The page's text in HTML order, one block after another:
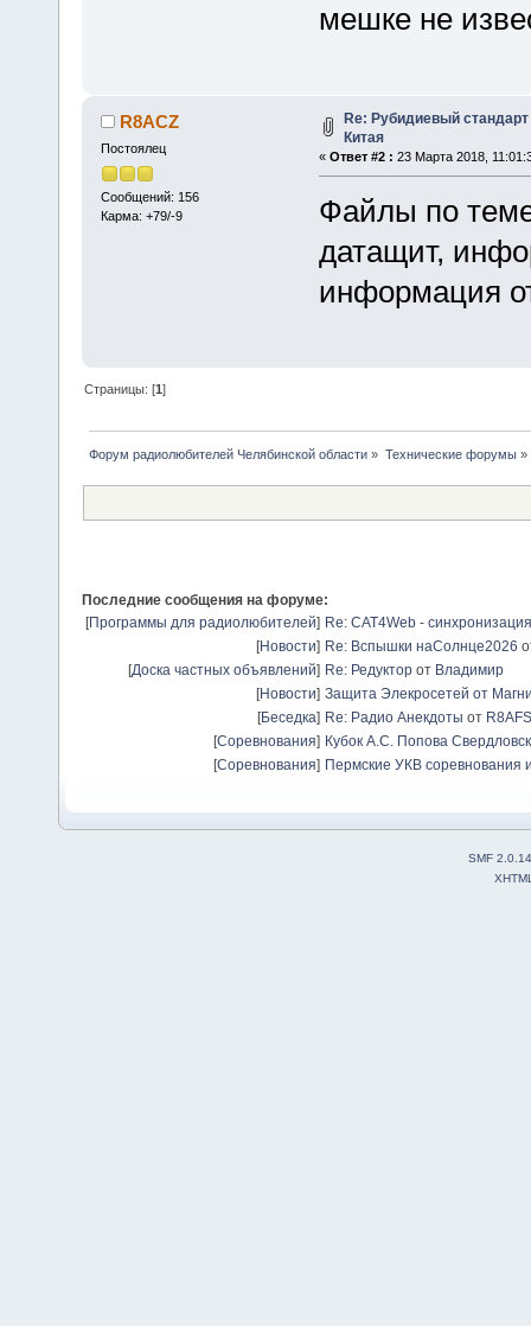
мешке не
R8ACZ
Постоялец
Сообщений: 156
Карма: +79/-9
Re: Рубидиевый
Китая
« Ответ #2 : 23 Марта 2018,
Файлы по
датащит,
информация
Страницы: [1]
Форум радиолюбителей Челябинской области » Технические форумы»
Последние сообщения на форуме:
[Программы для радиолюбителей] Re: CAT4Web -
[Новости] Re: Вспышки наСолнце2026
[Доска частных объявлений] Re: Редуктор от Владимир
[Новости] Защита Элекросетей от
[Беседка] Re: Радио Анекдоты от R8AFS
[Соревнования] Кубок А.С. Попова
[Соревнования] Пермские УКВ соревнования
SMF 2.0.14